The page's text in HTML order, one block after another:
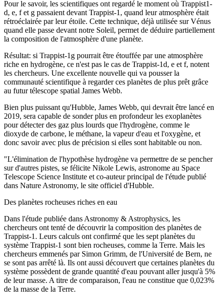
Pour le savoir, les scientifiques ont regardé le moment où Trappist1-
d, e, f et g passaient devant Trappist-1, quand leur atmosphère était
rétroéclairée par leur étoile. Cette technique, déjà utilisée sur Vénus
quand elle passe devant notre Soleil, permet de déduire partiellement
la composition de l'atmosphère d'une planète.
Résultat: si Trappist-1g pourrait être étouffée par une atmosphère
riche en hydrogène, ce n'est pas le cas de Trappist-1d, e et f, notent
les chercheurs. Une excellente nouvelle qui va pousser la
communauté scientifique à regarder ces planètes de plus prêt grâce
au futur télescope spatial James Webb.
Bien plus puissant qu'Hubble, James Webb, qui devrait être lancé en
2019, sera capable de sonder plus en profondeur les exoplanètes
pour détecter des gaz plus lourds que l'hydrogène, comme le
dioxyde de carbone, le méthane, la vapeur d'eau et l'oxygène, et
donc savoir avec plus de précision si elles sont habitable ou non.
"L'élimination de l'hypothèse hydrogène va permettre de se pencher
sur d'autres pistes, se félicite Nikole Lewis, astronome au Space
Telescope Science Institute et co-auteur principal de l'étude publié
dans Nature Astronomy, le site officiel d'Hubble.
Des planètes rocheuses riches en eau
Dans l'étude publiée dans Astronomy & Astrophysics, les
chercheurs ont tenté de découvrir la composition des planètes de
Trappist-1. Leurs calculs ont confirmé que les sept planètes du
système Trappist-1 sont bien rocheuses, comme la Terre. Mais les
chercheurs emmenés par Simon Grimm, de l'Université de Bern, ne
se sont pas arrêté là. Ils ont aussi découvert que certaines planètes du
système possèdent de grande quantité d'eau pouvant aller jusqu'à 5%
de leur masse. A titre de comparaison, l'eau ne constitue que 0,023%
de la masse de la Terre.